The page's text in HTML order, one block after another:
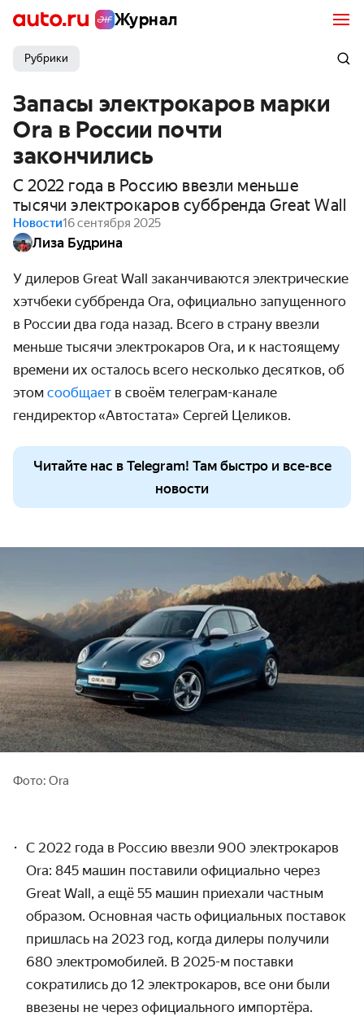
Журнал
Рубрики
Запасы электрокаров марки
Ora в России почти
закончились
С 2022 года в Россию ввезли меньше
тысячи электрокаров суббренда Great Wall
Новости16 сентября 2025
Лиза Будрина
У дилеров Great Wall заканчиваются электрические
хэтчбеки суббренда Ora, официально запущенного
в России два года назад. Всего в страну ввезли
меньше тысячи электрокаров Ora, и к настоящему
времени их осталось всего несколько десятков, об
этом сообщает в своём телеграм-канале
гендиректор «Автостата» Сергей Целиков.
Читайте нас в Telegram! Там быстро и все-все
новости
Фото: Ora
С 2022 года в Россию ввезли 900 электрокаров
Ora: 845 машин поставили официально через
Great Wall, а ещё 55 машин приехали частным
образом. Основная часть официальных поставок
пришлась на 2023 год, когда дилеры получили
680 электромобилей. В 2025-м поставки
сократились до 12 электрокаров, все они были
ввезены не через официального импортёра.